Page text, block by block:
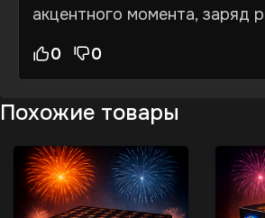
акцентного момента, заряд
0 0
Похожие товары